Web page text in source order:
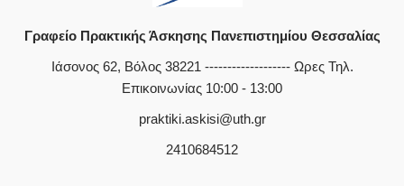
Γραφείο Πρακτικής Άσκησης Πανεπιστημίου Θεσσαλίας
Ιάσονος 62, Βόλος 38221 ------------------- Ωρες Τηλ.
Επικοινωνίας 10:00 - 13:00
praktiki.askisi@uth.gr
2410684512